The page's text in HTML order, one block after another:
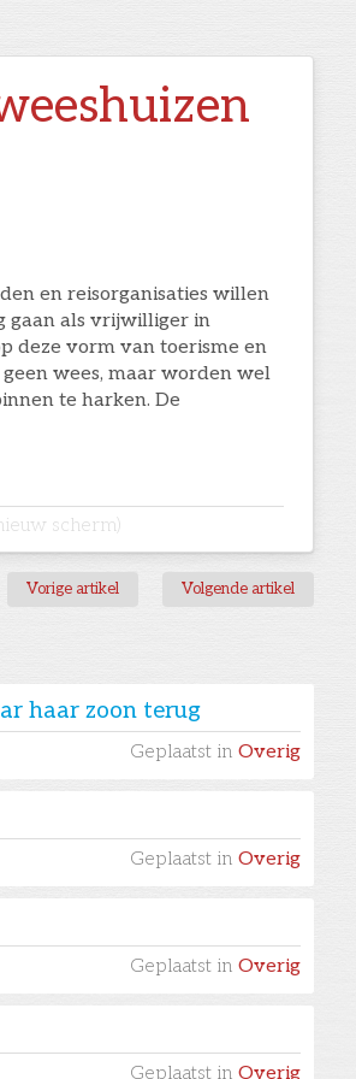
en reisorganisaties willen
gaan als vrijwilliger in
deze vorm van toerisme en
wees, maar worden wel
te harken. De
scherm)
Vorige artikel Volgende artikel
haar zoon terug
Geplaatst in Overig
Geplaatst in Overig
Geplaatst in Overig
Geplaatst in Overig